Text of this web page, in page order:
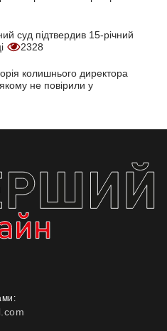
суд підтвердив 15-річний
2328
колишнього директора
не повірили у